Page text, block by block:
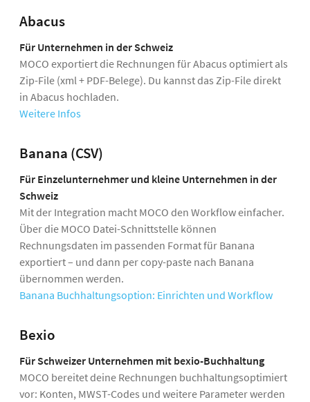
Abacus
Für Unternehmen in der Schweiz
MOCO exportiert die Rechnungen für Abacus optimiert als
Zip-File (xml + PDF-Belege). Du kannst das Zip-File direkt
in Abacus hochladen.
Weitere Infos
Banana (CSV)
Für Einzelunternehmer und kleine Unternehmen in der
Schweiz
Mit der Integration macht MOCO den Workflow einfacher.
Über die MOCO Datei-Schnittstelle können
Rechnungsdaten im passenden Format für Banana
exportiert – und dann per copy-paste nach Banana
übernommen werden.
Banana Buchhaltungsoption: Einrichten und Workflow
Bexio
Für Schweizer Unternehmen mit bexio-Buchhaltung
MOCO bereitet deine Rechnungen buchhaltungsoptimiert
vor: Konten, MWST-Codes und weitere Parameter werden